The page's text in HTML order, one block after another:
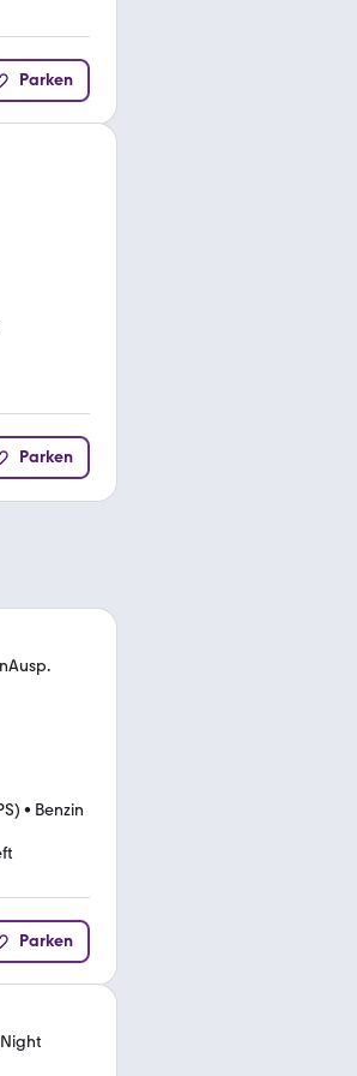
Parken
Parken
• Benzin
Parken